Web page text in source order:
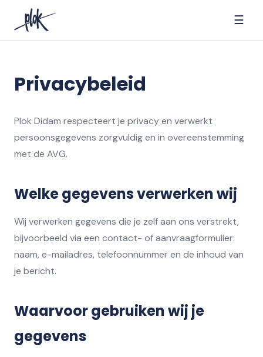
☰
Privacybeleid
Plok Didam respecteert je privacy en verwerkt
persoonsgegevens zorgvuldig en in overeenstemming
met de AVG.
Welke gegevens verwerken wij
Wij verwerken gegevens die je zelf aan ons verstrekt,
bijvoorbeeld via een contact- of aanvraagformulier:
naam, e-mailadres, telefoonnummer en de inhoud van
je bericht.
Waarvoor gebruiken wij je
gegevens